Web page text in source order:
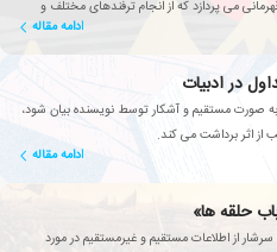
می پردازد که از انجام ترفندهای مختلف و
ادامه مقاله
در ادبیات
صورت مستقیم و آشکار توسط نویسنده بیان شود،
اثر برداشت می کند.
ادامه مقاله
حلقه ها»
از اطلاعات مستقیم و غیرمستقیم در مورد